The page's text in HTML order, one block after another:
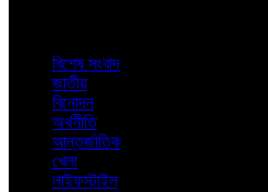
বিশেষ সংবাদ
জাতীয়
বিনোদন
অর্থনীতি
আন্তর্জাতিক
খেলা
লাইফস্টাইল